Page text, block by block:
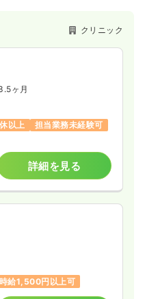
同診療に携わっています。
指導を行っていきます。
医療事務3名で20～50代の
クリニック
ヶ月
以上
担当業務未経験可
詳細を見る
時給1,500円以上可